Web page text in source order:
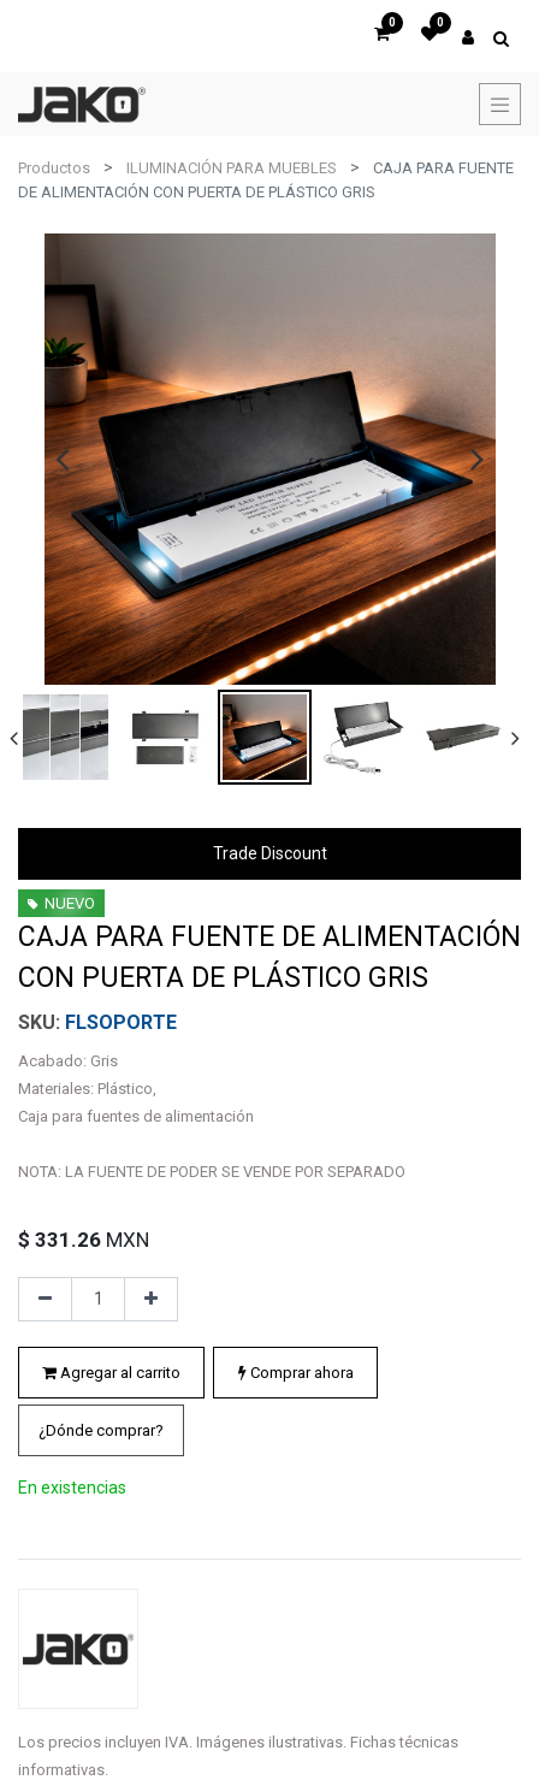
0 0
Productos ILUMINACIÓN PARA MUEBLES
CAJA PARA FUENTE
DE ALIMENTACIÓN CON PUERTA DE PLÁSTICO GRIS
Trade Discount
NUEVO
CAJA PARA FUENTE DE ALIMENTACIÓN
CON PUERTA DE PLÁSTICO GRIS
FLSOPORTE
Acabado: Gris
Materiales: Plástico,
Caja para fuentes de alimentación
NOTA: LA FUENTE DE PODER SE VENDE POR SEPARADO
$ 331.26 MXN
Agregar al carrito Comprar ahora
¿Dónde comprar?
En existencias
Los precios incluyen IVA. Imágenes ilustrativas. Fichas técnicas
informativas.